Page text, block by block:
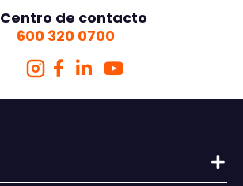
Centro de contacto
600 320 0700